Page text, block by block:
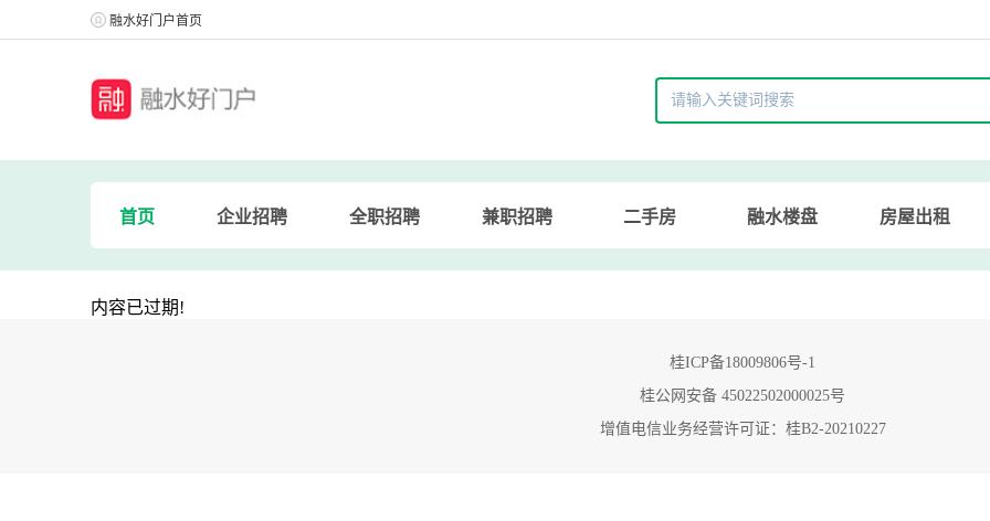
融水好门户首页
首页 企业招聘 全职招聘 兼职招聘 二手房 融水楼盘 房屋出租
内容已过期!
桂ICP备18009806号-1
桂公网安备 45022502000025号
增值电信业务经营许可证：桂B2-20210227